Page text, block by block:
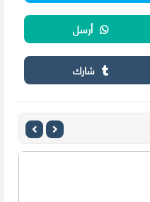
أرسل
شارك